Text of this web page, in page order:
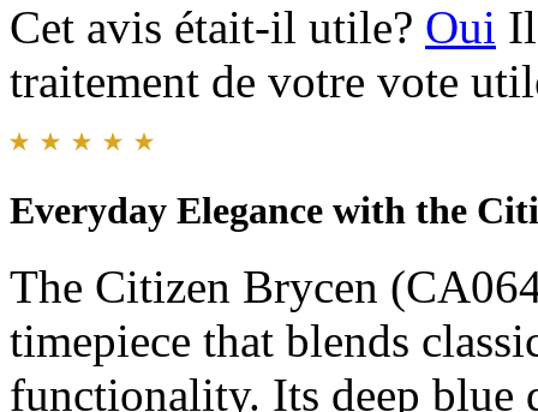
Cet avis était-il utile? Oui
traitement de votre vote
Everyday Elegance with the
The Citizen Brycen
timepiece that blends
functionality. Its deep blue